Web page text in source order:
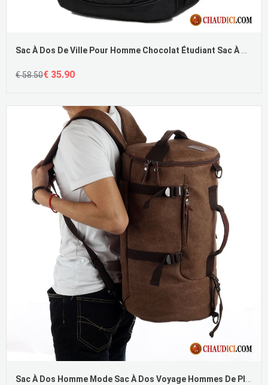
Sac À Dos De Ville Pour Homme Chocolat Étudiant Sac À Dos Cartable Loisir Tendance Pas Cher
€ 58.50€ 35.90
Sac À Dos Homme Mode Sac À Dos Voyage Hommes De Plein Air Grande Capacité Pas Cher